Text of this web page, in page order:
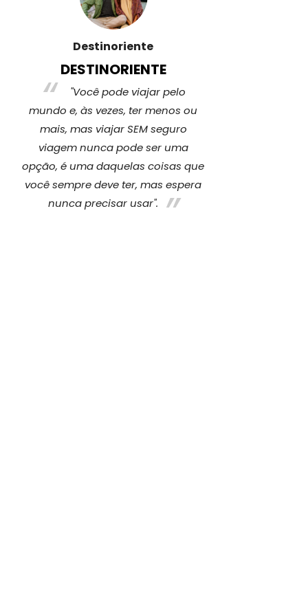
pode viajar pelo
ter menos ou
viajar SEM seguro
pode ser uma
daquelas coisas que
ter, mas espera
usar".
A verdade é que sim,
cobertura para qualquer tipo
imprevisto é algo que nos
sentir tranquilo. E não
apenas nós que temos essa
tranquilidade, é fundamental
nossas famílias e por todos